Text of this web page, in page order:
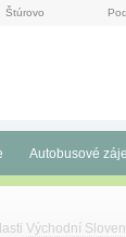
Štúrovo
Autobusové
Východní